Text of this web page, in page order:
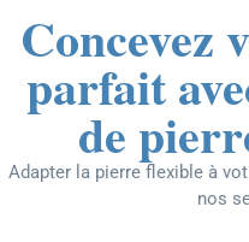
Concevez
parfait
de
Adapter la pierre flexible à
nos